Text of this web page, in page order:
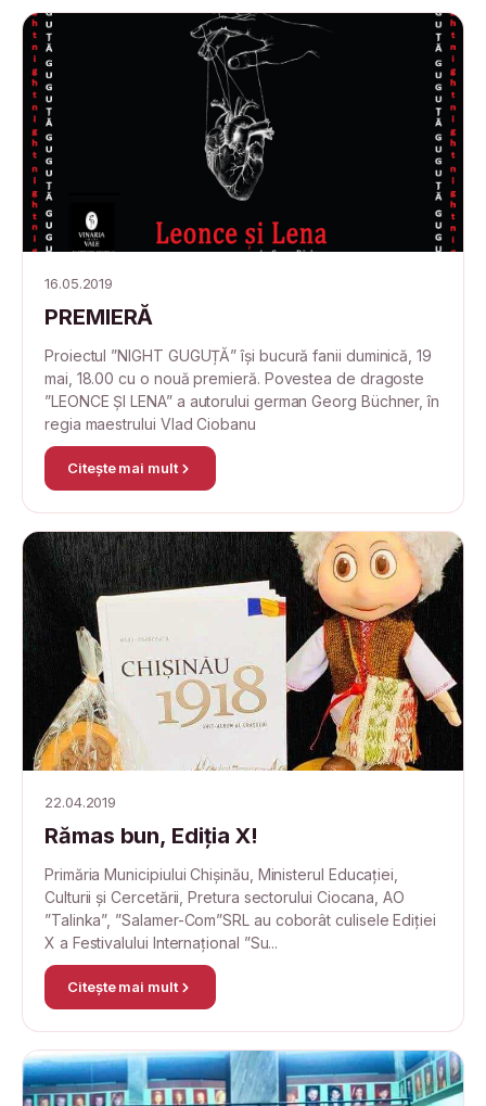
16.05.2019
PREMIERĂ
Proiectul ”NIGHT GUGUȚĂ” își bucură fanii duminică, 19
mai, 18.00 cu o nouă premieră. Povestea de dragoste
”LEONCE ȘI LENA” a autorului german Georg Büchner, în
regia maestrului Vlad Ciobanu
Citește mai mult
22.04.2019
Rămas bun, Ediția X!
Primăria Municipiului Chișinău, Ministerul Educației,
Culturii și Cercetării, Pretura sectorului Ciocana, AO
”Talinka”, ”Salamer-Com”SRL au coborât culisele Ediției
X a Festivalului Internațional ”Su...
Citește mai mult